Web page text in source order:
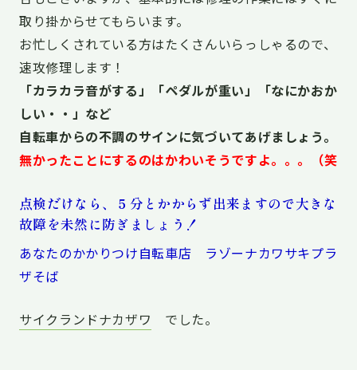
取り掛からせてもらいます。
お忙しくされている方はたくさんいらっしゃるので、
速攻修理します！
「カラカラ音がする」「ペダルが重い」「なにかおか
しい・・」など
自転車からの不調のサインに気づいてあげましょう。
無かったことにするのはかわいそうですよ。。。（笑
点検だけなら、５分とかからず出来ますので大きな
故障を未然に防ぎましょう！
あなたのかかりつけ自転車店 ラゾーナカワサキプラ
ザそば
サイクランドナカザワ でした。